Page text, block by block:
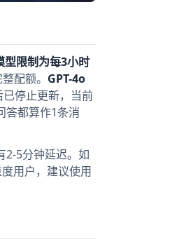
型限制为每3小时
配额。 GPT-4o
停止更新，当前
答都算作1条消
2-5分钟延迟。如
用户，建议使用